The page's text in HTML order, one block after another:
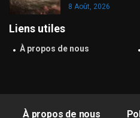
8 Août, 2026
Liens utiles
À propos de nous
À propos de nous